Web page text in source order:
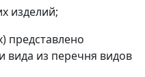
изделий;
представлено
вида из перечня видов